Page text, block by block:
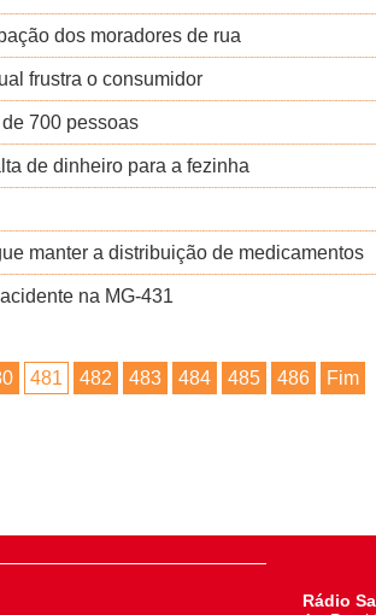
dos moradores de rua
frustra o consumidor
700 pessoas
de dinheiro para a fezinha
manter a distribuição de medicamentos
na MG-431
481 482 483 484 485 486 Fim
Rádio